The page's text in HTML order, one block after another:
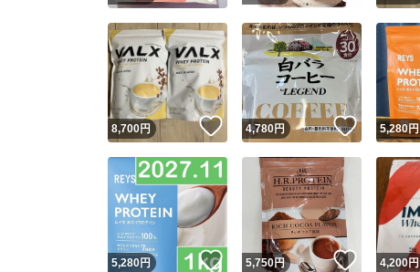
8,700円 いいね！
4,780円 いいね！
5,280円
5,280円 いいね！
5,750円 いいね！
4,200円